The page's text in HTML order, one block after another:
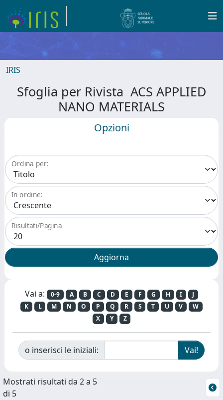
IRIS
Sfoglia per Rivista ACS APPLIED
NANO MATERIALS
Opzioni
Ordina per:
In ordine:
Risultati/Pagina
Vai a: 0-9 A B C D E F G H I
J
K
L M N O P Q R S T U V
W
X
Y Z
o inserisci le iniziali:
Mostrati risultati da 2 a 5
di 5